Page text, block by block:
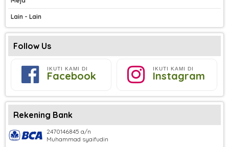
Lain - Lain
Follow Us
IKUTI KAMI DI
Facebook
IKUTI KAMI DI
Instagram
Rekening Bank
2470146845 a/n
Muhammad syaifudin